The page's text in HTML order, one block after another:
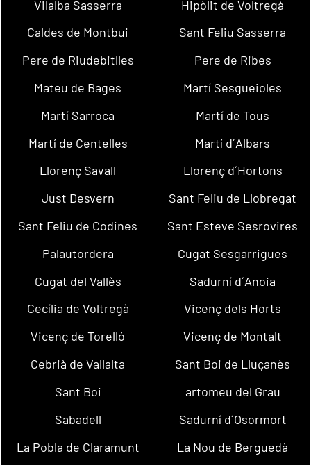
Vilalba Sasserra
Hipòlit de Voltregà
Caldes de Montbui
Sant Feliu Sasserra
Pere de Riudebitlles
Pere de Ribes
Mateu de Bages
Martí Sesgueioles
Martí Sarroca
Martí de Tous
Martí de Centelles
Martí d´Albars
Llorenç Savall
Llorenç d´Hortons
Just Desvern
Sant Feliu de Llobregat
Sant Feliu de Codines
Sant Esteve Sesrovires
Palautordera
Cugat Sesgarrigues
Cugat del Vallès
Sadurní d´Anoia
Cecília de Voltregà
Vicenç dels Horts
Vicenç de Torelló
Vicenç de Montalt
Cebrià de Vallalta
Sant Boi de Lluçanès
Sant Boi
artomeu del Grau
Sabadell
Sadurní d´Osormort
La Pobla de Claramunt
La Nou de Berguedà